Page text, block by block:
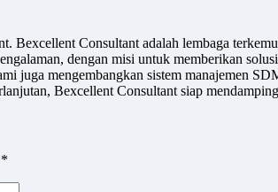
Bexcellent Consultant adalah lembaga
dengan misi untuk memberikan
juga mengembangkan sistem manajemen
Bexcellent Consultant siap
*